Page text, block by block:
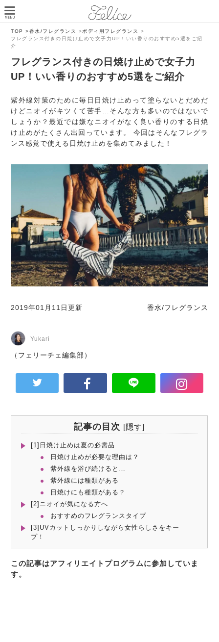
TOP >香水/フレグランス >ボディ用フレグランス
>
フレグランス付きの日焼け止めで女子力UP！いい香りのおすすめ5選をご紹
介
フレグランス付きの日焼け止めで女子力
UP！いい香りのおすすめ5選をご紹介
紫外線対策のために毎日日焼け止めって塗らないとだめだ
けどニオイがキツくて苦手…そんな方も多いのではないで
しょうか？最近では嫌なニオイがなく良い香りのする日焼
け止めがたくさん出回っています。 今回はそんなフレグラ
ンス感覚で使える日焼け止めを集めてみました！
2019年01月11日更新 香水/フレグランス
Yukari
（フェリーチェ編集部）
記事の目次 [隠す]
[1]日焼け止めは夏の必需品
日焼け止めが必要な理由は？
紫外線を浴び続けると…
紫外線には種類がある
日焼けにも種類がある？
[2]ニオイが気になる方へ
おすすめのフレグランスタイプ
[3]UVカットしっかりしながら女性らしさをキー
プ！
この記事はアフィリエイトプログラムに参加していま
す。